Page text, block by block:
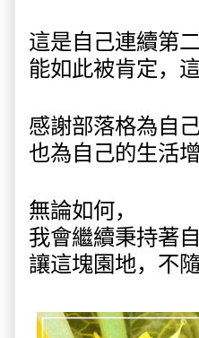
這是自己連續第二
能如此被肯定，
感謝部落格為自
也為自己的生活
無論如何，
我會繼續秉持著
讓這塊園地，不